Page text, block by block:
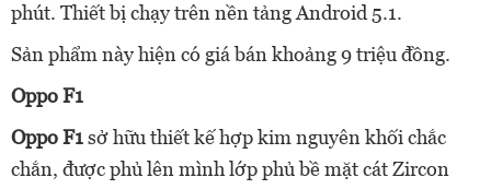
phút. Thiết bị chạy trên nền tảng Android 5.1.
Sản phẩm này hiện có giá bán khoảng 9 triệu đồng.
Oppo F1
Oppo F1sở hữu thiết kế hợp kim nguyên khối chắc
chắn, được phủ lên mình lớp phủ bề mặt cát Zircon